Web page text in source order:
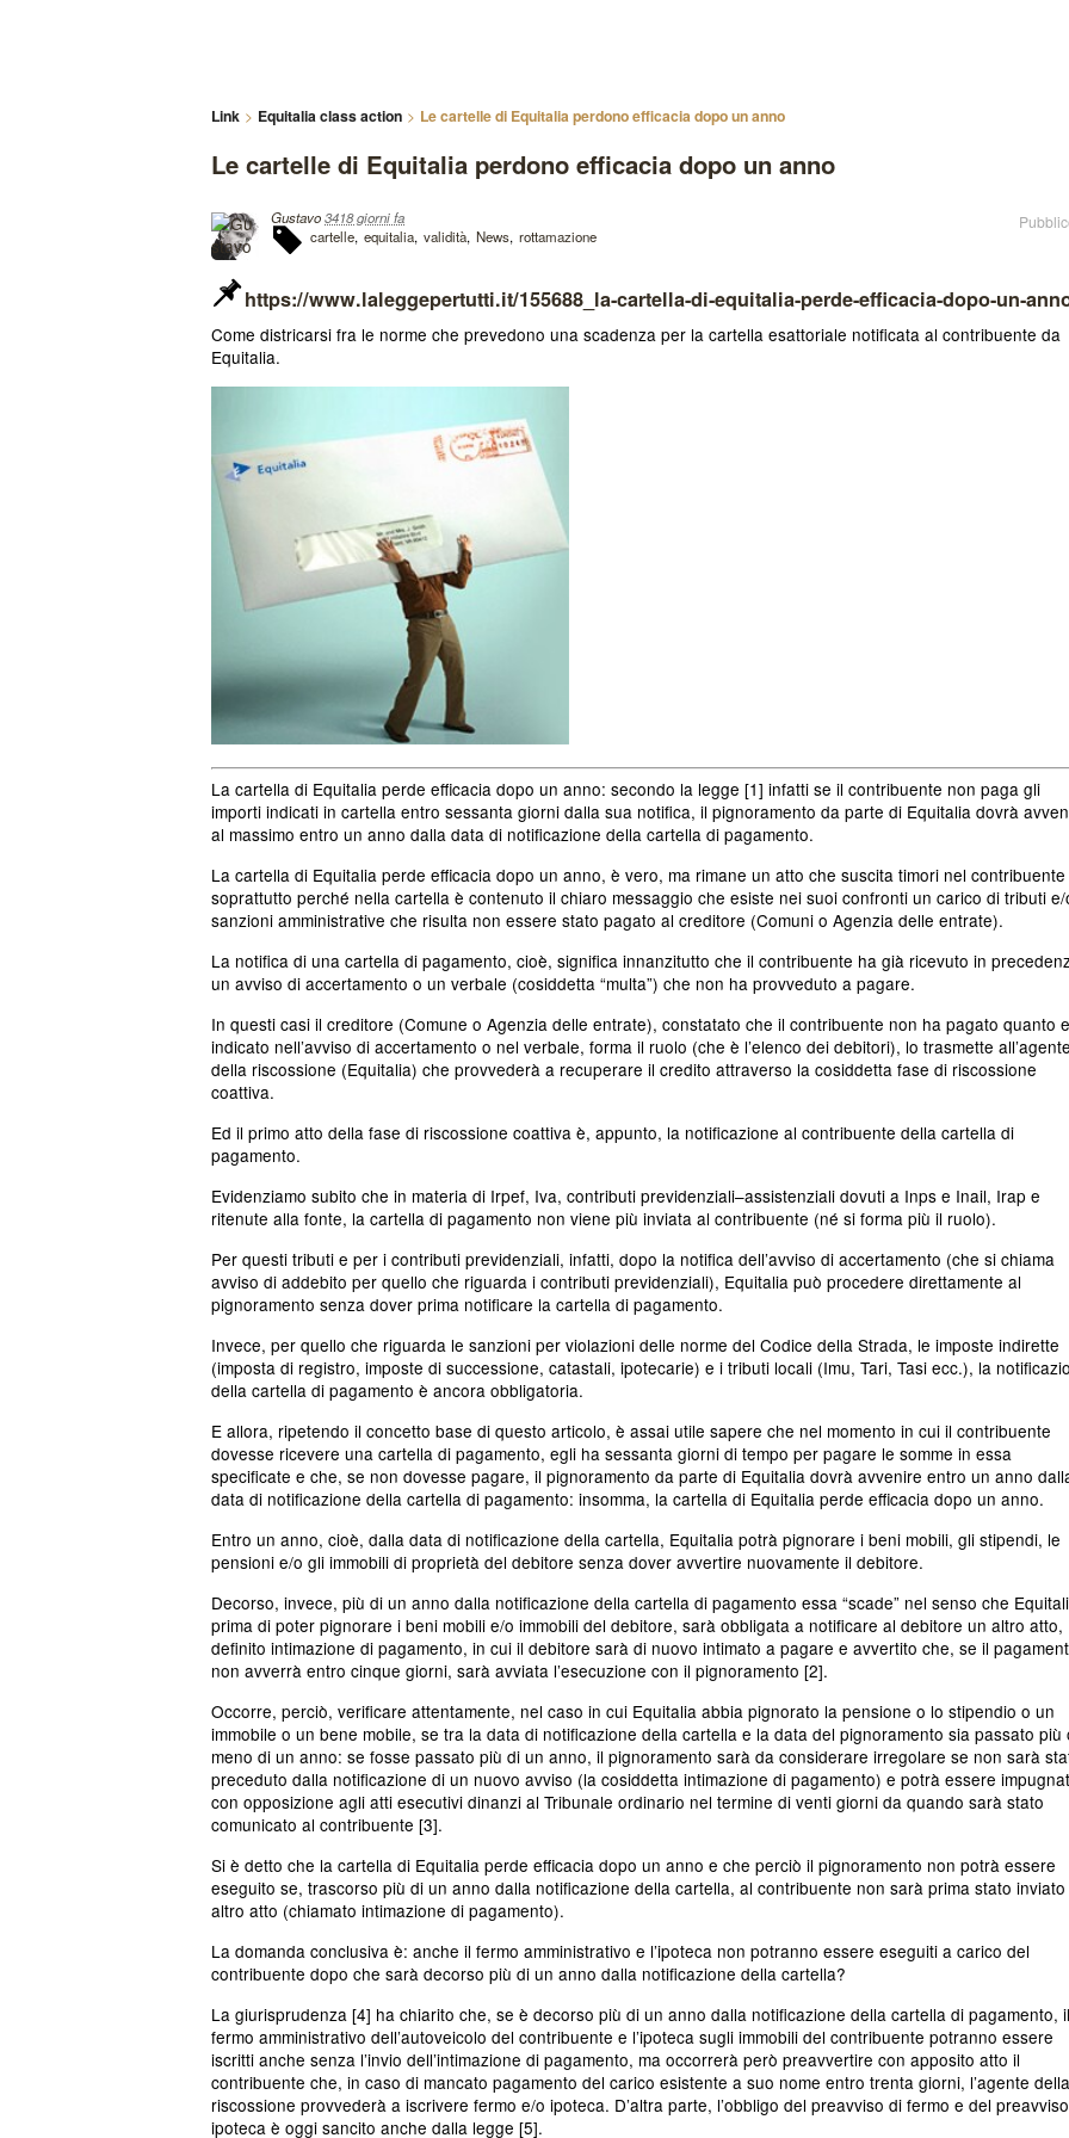
Link Equitalia class action Le cartelle di Equitalia perdono efficacia dopo un anno
Le cartelle di Equitalia perdono efficacia dopo un anno
Gustavo3418 giorni fa
cartelle equitalia validità News rottamazione
https://www.laleggepertutti.it/155688_la-cartella-di-equitalia-perde-efficacia-dopo-un-
Come districarsi fra le norme che prevedono una scadenza per la cartella esattoriale notificata al contribuente da
Equitalia.
La cartella di Equitalia perde efficacia dopo un anno: secondo la legge [1] infatti se il contribuente non paga gli
importi indicati in cartella entro sessanta giorni dalla sua notifica, il pignoramento da parte di Equitalia dovrà
al massimo entro un anno dalla data di notificazione della cartella di pagamento.
La cartella di Equitalia perde efficacia dopo un anno, è vero, ma rimane un atto che suscita timori nel contribuente
soprattutto perché nella cartella è contenuto il chiaro messaggio che esiste nei suoi confronti un carico di tributi
sanzioni amministrative che risulta non essere stato pagato al creditore (Comuni o Agenzia delle entrate).
La notifica di una cartella di pagamento, cioè, significa innanzitutto che il contribuente ha già ricevuto in
un avviso di accertamento o un verbale (cosiddetta “multa”) che non ha provveduto a pagare.
In questi casi il creditore (Comune o Agenzia delle entrate), constatato che il contribuente non ha pagato quanto
indicato nell’avviso di accertamento o nel verbale, forma il ruolo (che è l’elenco dei debitori), lo trasmette all’agente
della riscossione (Equitalia) che provvederà a recuperare il credito attraverso la cosiddetta fase di riscossione
coattiva.
Ed il primo atto della fase di riscossione coattiva è, appunto, la notificazione al contribuente della cartella di
pagamento.
Evidenziamo subito che in materia di Irpef, Iva, contributi previdenziali–assistenziali dovuti a Inps e Inail, Irap e
ritenute alla fonte, la cartella di pagamento non viene più inviata al contribuente (né si forma più il ruolo).
Per questi tributi e per i contributi previdenziali, infatti, dopo la notifica dell’avviso di accertamento (che si chiama
avviso di addebito per quello che riguarda i contributi previdenziali), Equitalia può procedere direttamente al
pignoramento senza dover prima notificare la cartella di pagamento.
Invece, per quello che riguarda le sanzioni per violazioni delle norme del Codice della Strada, le imposte indirette
(imposta di registro, imposte di successione, catastali, ipotecarie) e i tributi locali (Imu, Tari, Tasi ecc.), la
della cartella di pagamento è ancora obbligatoria.
E allora, ripetendo il concetto base di questo articolo, è assai utile sapere che nel momento in cui il contribuente
dovesse ricevere una cartella di pagamento, egli ha sessanta giorni di tempo per pagare le somme in essa
specificate e che, se non dovesse pagare, il pignoramento da parte di Equitalia dovrà avvenire entro un anno
data di notificazione della cartella di pagamento: insomma, la cartella di Equitalia perde efficacia dopo un anno.
Entro un anno, cioè, dalla data di notificazione della cartella, Equitalia potrà pignorare i beni mobili, gli stipendi, le
pensioni e/o gli immobili di proprietà del debitore senza dover avvertire nuovamente il debitore.
Decorso, invece, più di un anno dalla notificazione della cartella di pagamento essa “scade” nel senso che
prima di poter pignorare i beni mobili e/o immobili del debitore, sarà obbligata a notificare al debitore un altro atto,
definito intimazione di pagamento, in cui il debitore sarà di nuovo intimato a pagare e avvertito che, se il
non avverrà entro cinque giorni, sarà avviata l’esecuzione con il pignoramento [2].
Occorre, perciò, verificare attentamente, nel caso in cui Equitalia abbia pignorato la pensione o lo stipendio o un
immobile o un bene mobile, se tra la data di notificazione della cartella e la data del pignoramento sia passato più
meno di un anno: se fosse passato più di un anno, il pignoramento sarà da considerare irregolare se non sarà
preceduto dalla notificazione di un nuovo avviso (la cosiddetta intimazione di pagamento) e potrà essere
con opposizione agli atti esecutivi dinanzi al Tribunale ordinario nel termine di venti giorni da quando sarà stato
comunicato al contribuente [3].
Si è detto che la cartella di Equitalia perde efficacia dopo un anno e che perciò il pignoramento non potrà essere
eseguito se, trascorso più di un anno dalla notificazione della cartella, al contribuente non sarà prima stato inviato
altro atto (chiamato intimazione di pagamento).
La domanda conclusiva è: anche il fermo amministrativo e l’ipoteca non potranno essere eseguiti a carico del
contribuente dopo che sarà decorso più di un anno dalla notificazione della cartella?
La giurisprudenza [4] ha chiarito che, se è decorso più di un anno dalla notificazione della cartella di pagamento, il
fermo amministrativo dell’autoveicolo del contribuente e l’ipoteca sugli immobili del contribuente potranno essere
iscritti anche senza l’invio dell’intimazione di pagamento, ma occorrerà però preavvertire con apposito atto il
contribuente che, in caso di mancato pagamento del carico esistente a suo nome entro trenta giorni, l’agente della
riscossione provvederà a iscrivere fermo e/o ipoteca. D’altra parte, l’obbligo del preavviso di fermo e del
ipoteca è oggi sancito anche dalla legge [5].